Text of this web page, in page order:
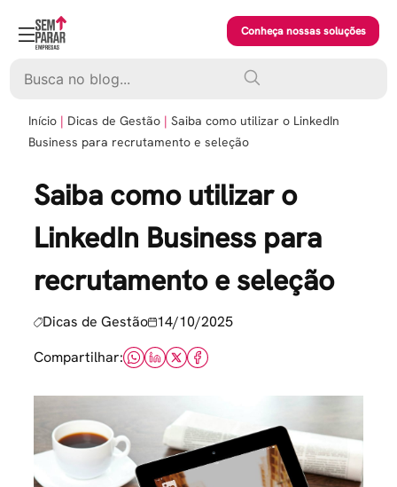
content
Conheça nossas soluções
Início Dicas de Gestão
Saiba como utilizar o LinkedIn
Business para recrutamento e seleção
Saiba como utilizar o
LinkedIn Business para
recrutamento e seleção
Dicas de Gestão 14/10/2025
Compartilhar: